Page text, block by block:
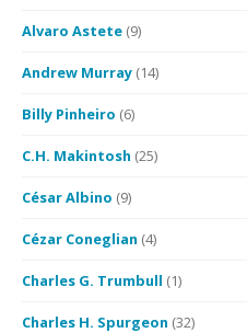
Alvaro Astete (9)
Andrew Murray (14)
Billy Pinheiro (6)
C.H. Makintosh (25)
César Albino (9)
Cézar Coneglian (4)
Charles G. Trumbull (1)
Charles H. Spurgeon (32)